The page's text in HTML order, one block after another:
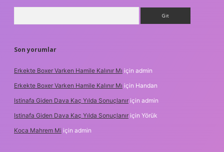
Son yorumlar
Erkekte Boxer Varken Hamile Kalınır Mı için admin
Erkekte Boxer Varken Hamile Kalınır Mı için Handan
Istinafa Giden Dava Kaç Yılda Sonuçlanır için admin
Istinafa Giden Dava Kaç Yılda Sonuçlanır için Yörük
Koca Mahrem Mi için admin